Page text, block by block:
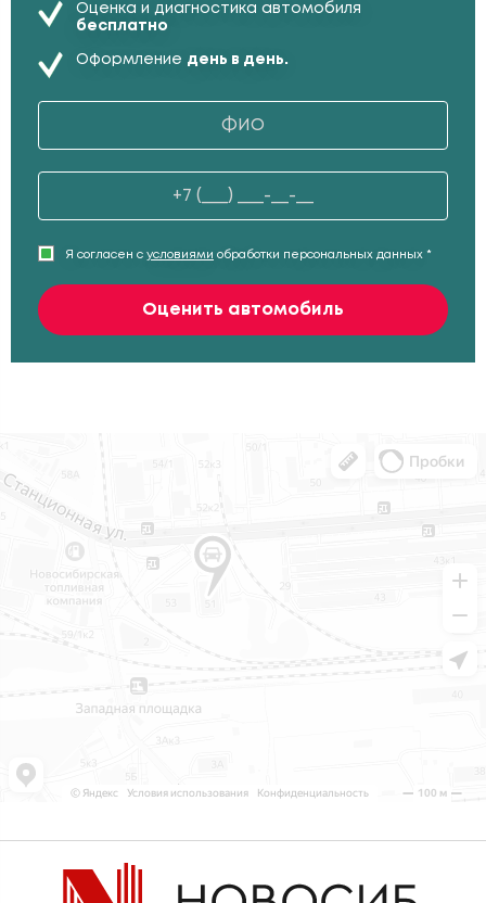
Оценка и диагностика автомобиля
бесплатно
Оформление день в день.
Я согласен с условиями обработки персональных данных *
Оценить автомобиль